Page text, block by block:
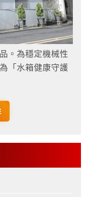
。為穩定機械性
「水箱健康守護